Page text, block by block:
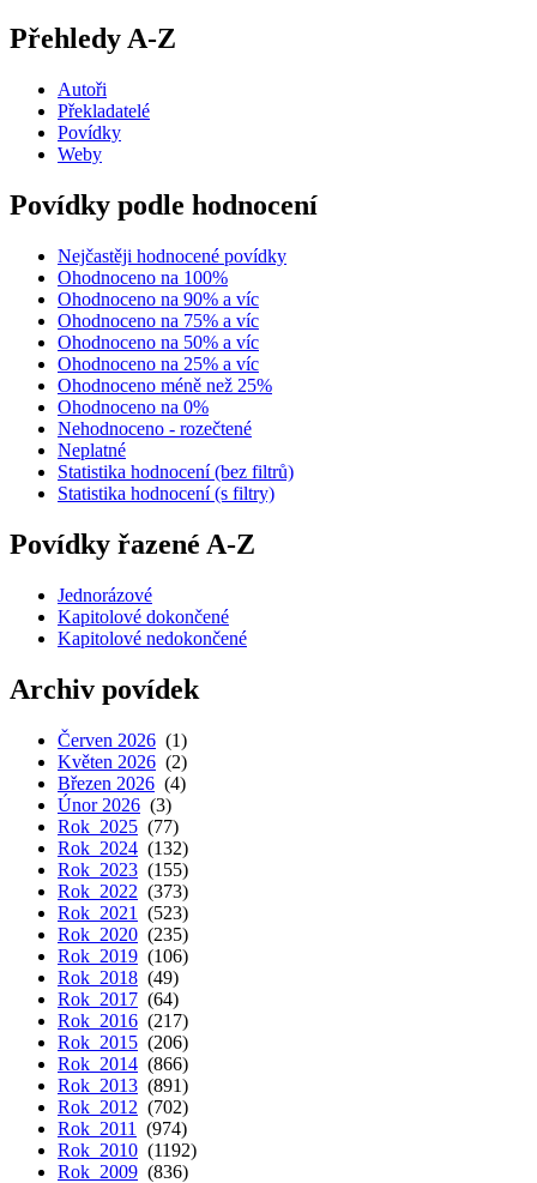
Přehledy A-Z
Autoři
Překladatelé
Povídky
Weby
Povídky podle hodnocení
Nejčastěji hodnocené povídky
Ohodnoceno na 100%
Ohodnoceno na 90% a víc
Ohodnoceno na 75% a víc
Ohodnoceno na 50% a víc
Ohodnoceno na 25% a víc
Ohodnoceno méně než 25%
Ohodnoceno na 0%
Nehodnoceno - rozečtené
Neplatné
Statistika hodnocení (bez filtrů)
Statistika hodnocení (s filtry)
Povídky řazené A-Z
Jednorázové
Kapitolové dokončené
Kapitolové nedokončené
Archiv povídek
Červen 2026 (1)
Květen 2026 (2)
Březen 2026 (4)
Únor 2026 (3)
Rok 2025 (77)
Rok 2024 (132)
Rok 2023 (155)
Rok 2022 (373)
Rok 2021
(523)
Rok 2020 (235)
Rok 2019 (106)
Rok 2018 (49)
Rok 2017 (64)
Rok 2016 (217)
Rok 2015 (206)
Rok 2014 (866)
Rok 2013 (891)
Rok 2012 (702)
Rok 2011
(974)
Rok 2010 (1192)
Rok 2009 (836)